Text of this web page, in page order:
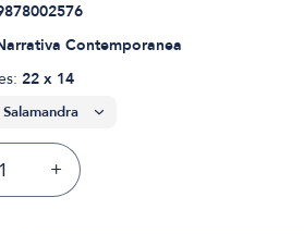
Contemporanea
22 x 14
+